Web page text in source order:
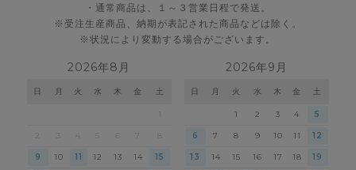
・通常商品は、１～３営業日程で発送。
※受注生産商品、納期が表記された商品などは除く。
※状況により変動する場合がございます。
2026年8月
日 月 火 水 木 金 土
4 7 8
9 10 11 12 13 14 15
2026年9月
日 月 火 水 木 金 土
1 2 3 4 5
6 7 8 9 10 11 12
13 14 15 16 17 18 19